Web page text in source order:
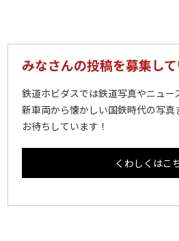
みなさんの投稿を募集し
鉄道ホビダスでは鉄道写真やニュー
新車両から懐かしい国鉄時代の写
お待ちしています！
くわしくはこ